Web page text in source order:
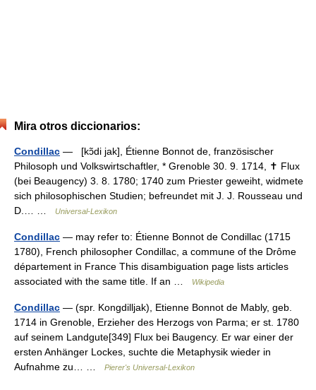
Mira otros diccionarios:
Condillac — [kɔ̃di jak], Étienne Bonnot de, französischer
Philosoph und Volkswirtschaftler, * Grenoble 30. 9. 1714, ✝ Flux
(bei Beaugency) 3. 8. 1780; 1740 zum Priester geweiht, widmete
sich philosophischen Studien; befreundet mit J. J. Rousseau und
D.… …
Universal-Lexikon
Condillac — may refer to: Étienne Bonnot de Condillac (1715
1780), French philosopher Condillac, a commune of the Drôme
département in France This disambiguation page lists articles
associated with the same title. If an …
Wikipedia
Condillac — (spr. Kongdilljak), Etienne Bonnot de Mably, geb.
1714 in Grenoble, Erzieher des Herzogs von Parma; er st. 1780
auf seinem Landgute[349] Flux bei Baugency. Er war einer der
ersten Anhänger Lockes, suchte die Metaphysik wieder in
Aufnahme zu… …
Pierer's Universal-Lexikon